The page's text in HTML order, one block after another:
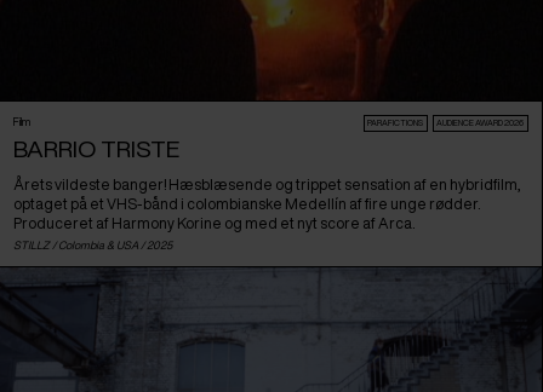
Film PARAFICTIONS AUDIENCE AWARD 2026
BARRIO TRISTE
Årets vildeste banger! Hæsblæsende og trippet sensation af en hybridfilm,
optaget på et VHS-bånd i colombianske Medellín af fire unge rødder.
Produceret af Harmony Korine og med et nyt score af Arca.
STILLZ / Colombia & USA / 2025